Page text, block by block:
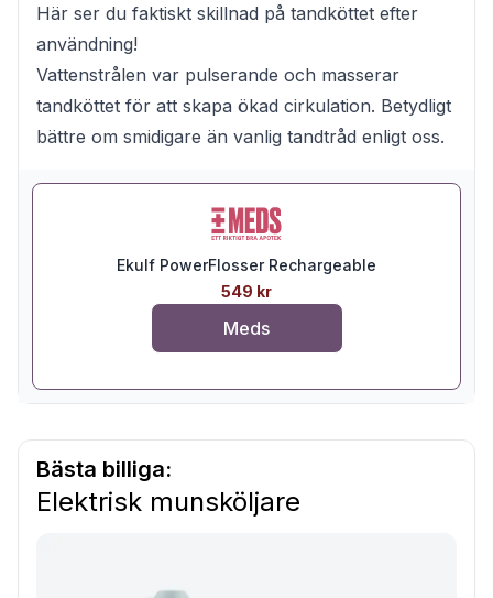
Här ser du faktiskt skillnad på tandköttet efter
användning!
Vattenstrålen var pulserande och masserar
tandköttet för att skapa ökad cirkulation. Betydligt
bättre om smidigare än vanlig tandtråd enligt oss.
Ekulf PowerFlosser Rechargeable
549 kr
Meds
Bästa billiga:
Elektrisk munsköljare